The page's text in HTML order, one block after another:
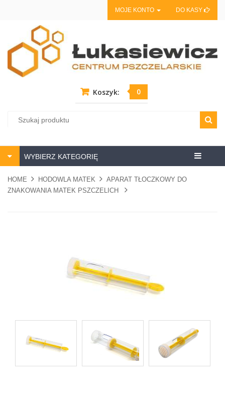
MOJE KONTO DO KASY
Koszyk: 0
Centrum
WYBIERZ KATEGORIĘ
HOME HODOWLA MATEK
APARAT TŁOCZKOWY DO
ZNAKOWANIA MATEK PSZCZELICH